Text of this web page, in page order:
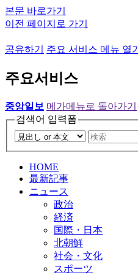
본문 바로가기
이전 페이지로 가기
공유하기 주요 서비스 메뉴 열기
주요서비스
중앙일보 메가메뉴로 돌아가기
검색어 입력폼
HOME
最新記事
ニュース
政治
経済
国際・日本
北朝鮮
社会・文化
スポーツ